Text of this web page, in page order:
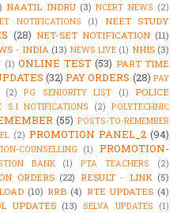
NAATIL INDRU (3) NCERT NEWS (2)
NOTIFICATIONS (1)
NEET STUDY
(28) NET-SET NOTIFICATION (11)
- INDIA (13) NEWS LIVE (1) NHIS (3)
(1) ONLINE TEST (53) PART TIME
(32) PAY ORDERS (28) PAY
(2) PG SENIORITY LIST (1)
POLICE
S.I NOTIFICATIONS (2) POLYTECHNIC
(55) POSTS-TO-REMEMBER
(2) PROMOTION PANEL_2 (94)
COUNSELLING (1)
PROMOTION-
BANK (1) PTA TEACHERS
(2)
ORDERS (22) RESULT - LINK (5)
(10) RRB (4) RTE UPDATES (4)
UPDATES (13) SELVA UPDATES
(1)